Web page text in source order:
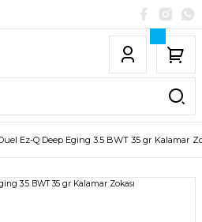
Ez-Q Deep Eging 3.5 BWT 35 gr Kalamar